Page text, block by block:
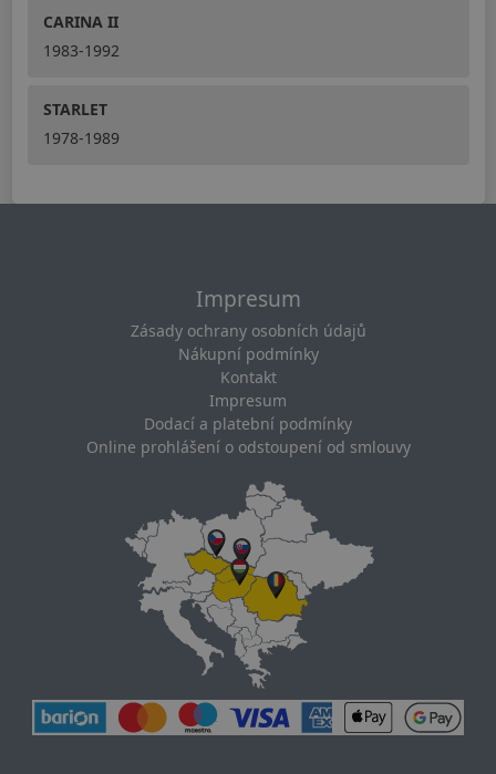
CARINA II
1983-1992
STARLET
1978-1989
Impresum
Zásady ochrany osobních údajů
Nákupní podmínky
Kontakt
Impresum
Dodací a platební podmínky
Online prohlášení o odstoupení od smlouvy